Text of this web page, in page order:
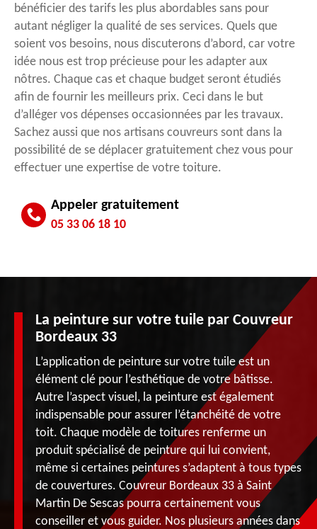
bénéficier des tarifs les plus abordables sans pour
autant négliger la qualité de ses services. Quels que
soient vos besoins, nous discuterons d’abord, car votre
idée nous est trop précieuse pour les adapter aux
nôtres. Chaque cas et chaque budget seront étudiés
afin de fournir les meilleurs prix. Ceci dans le but
d’alléger vos dépenses occasionnées par les travaux.
Sachez aussi que nos artisans couvreurs sont dans la
possibilité de se déplacer gratuitement chez vous pour
effectuer une expertise de votre toiture.
Appeler gratuitement
05 33 06 18 10
La peinture sur votre tuile par Couvreur
Bordeaux 33
L’application de peinture sur votre tuile est un
élément clé pour l’esthétique de votre bâtisse.
Autre l’aspect visuel, la peinture est également
indispensable pour assurer l’étanchéité de votre
toit. Chaque modèle de toitures renferme un
produit spécialisé de peinture qui lui convient,
même si certaines peintures s’adaptent à tous types
de couvertures. Couvreur Bordeaux 33 à Saint
Martin De Sescas pourra certainement vous
conseiller et vous guider. Nos plusieurs années dans